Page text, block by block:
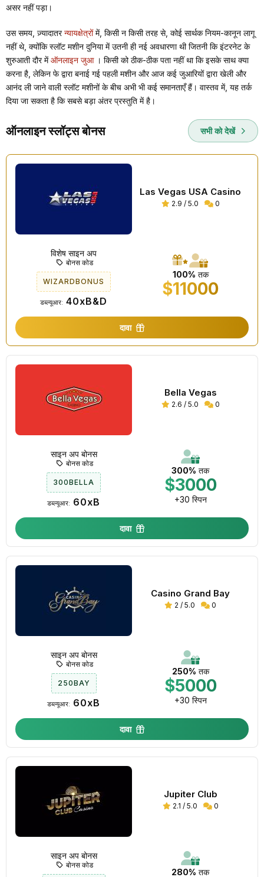
असर नहीं पड़ा।
उस समय, ज़्यादातरन्यायक्षेत्रोंमें, किसी न किसी तरह से, कोई सार्थक नियम-कानून लागू
नहीं थे, क्योंकि स्लॉट मशीन दुनिया में उतनी ही नई अवधारणा थी जितनी कि इंटरनेट के
शुरुआती दौर मेंऑनलाइन जुआ। किसी को ठीक-ठीक पता नहीं था कि इसके साथ क्या
करना है, लेकिन फे द्वारा बनाई गई पहली मशीन और आज कई जुआरियों द्वारा खेली और
आनंद ली जाने वाली स्लॉट मशीनों के बीच अभी भी कई समानताएँ हैं। वास्तव में, यह तर्क
दिया जा सकता है कि सबसे बड़ा अंतर प्रस्तुति में है।
ऑनलाइन स्लॉट्स बोनस सभी को देखें
Las Vegas USA Casino
2.9 / 5.0 0
100% तक
$11000
विशेष साइन अप
बोनस कोड
WIZARDBONUS
डब्ल्यूआर: 40xB&D
दावा
Bella Vegas
2.6 / 5.0 0
300% तक
$3000
+30 स्पिन
साइन अप बोनस
बोनस कोड
300BELLA
डब्ल्यूआर: 60xB
दावा
Casino Grand Bay
2 / 5.0 0
250% तक
$5000
+30 स्पिन
साइन अप बोनस
बोनस कोड
250BAY
डब्ल्यूआर: 60xB
दावा
Jupiter Club
2.1 / 5.0 0
280% तक
साइन अप बोनस
बोनस कोड